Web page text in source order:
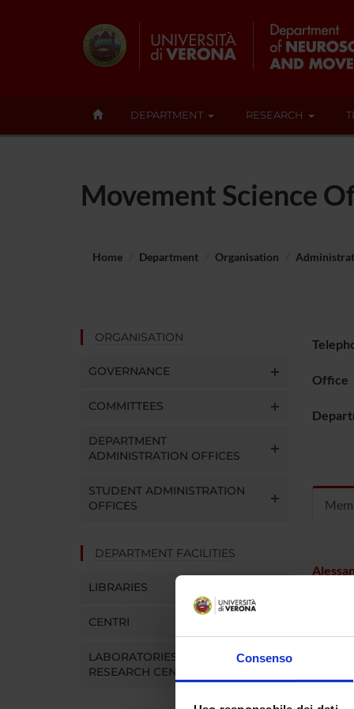
Consenso
DEPARTMENT RESEARCH
Movement Science
Home Department Organisation
ORGANISATION
GOVERNANCE
COMMITTEES
DEPARTMENT
ADMINISTRATION OFFICES
STUDENT ADMINISTRATION
OFFICES
DEPARTMENT FACILITIES
LIBRARIES
CENTRI
LABORATORIES AND
RESEARCH CENTRES
Office